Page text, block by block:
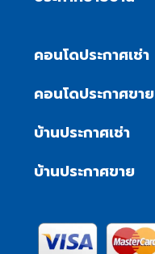
คอนโดประกาศเช่า
คอนโดประกาศขาย
บ้านประกาศเช่า
บ้านประกาศขาย